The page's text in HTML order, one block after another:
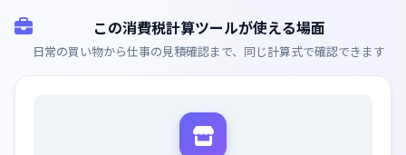
この消費税計算ツールが使える場面
日常の買い物から仕事の見積確認まで、同じ計算式で確認できます